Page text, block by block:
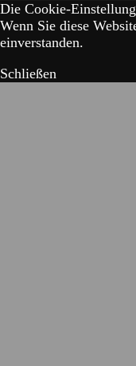
Die Cookie-
Wenn Sie diese
einverstanden.
Schließen